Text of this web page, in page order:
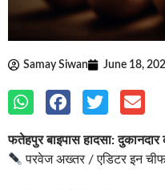
Samay Siwan June 18,
फतेहपुर बाइपास हादसा:
परवेज अख्तर / एडिटर इन